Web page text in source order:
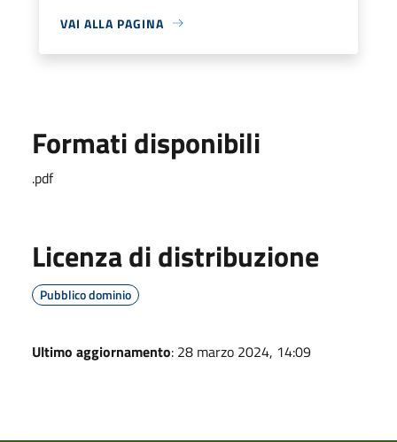
VAI ALLA PAGINA
Formati disponibili
.pdf
Licenza di distribuzione
Pubblico dominio
Ultimo aggiornamento: 28 marzo 2024, 14:09